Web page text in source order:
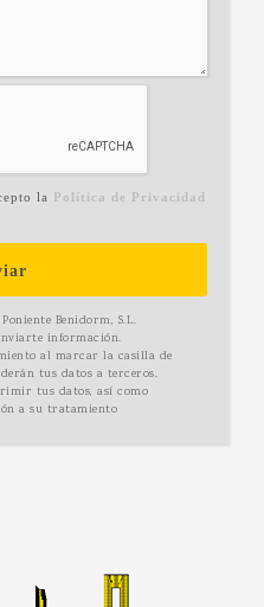
la Política de Privacidad
Benidorm, S.L.
información.
al marcar la casilla de
tus datos a terceros.
tus datos, así como
a su tratamiento